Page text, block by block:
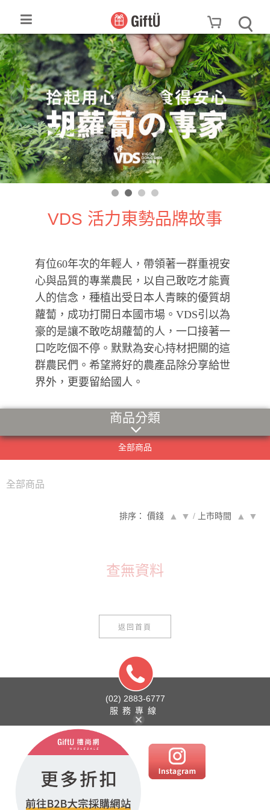
VDS 活力東勢品牌故事
有位60年次的年輕人，帶領著一群重視安
心與品質的專業農民，以自己敢吃才能賣
人的信念，種植出受日本人青睞的優質胡
蘿蔔，成功打開日本國市場。VDS引以為
豪的是讓不敢吃胡蘿蔔的人，一口接著一
口吃吃個不停。默默為安心持材把關的這
群農民們。希望將好的農產品除分享給世
界外，更要留給國人。
商品分類
全部商品
全部商品
排序： 價錢 ▲ ▼ / 上市時間 ▲ ▼
查無資料
返回首頁
(02) 2883-6777
服務專線